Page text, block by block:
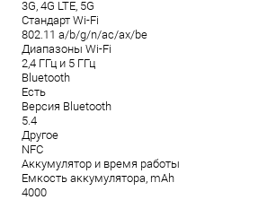
3G, 4G LTE, 5G
Стандарт Wi-Fi
802.11 a/b/g/n/ac/ax/be
Диапазоны Wi-Fi
2,4 ГГц и 5 ГГц
Bluetooth
Есть
Версия Bluetooth
5.4
Другое
NFC
Аккумулятор и время работы
Емкость аккумулятора, mAh
4000